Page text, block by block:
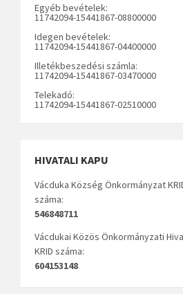
Egyéb bevételek:
11742094-15441867-08800000
Idegen bevételek:
11742094-15441867-04400000
Illetékbeszedési számla:
11742094-15441867-03470000
Telekadó:
11742094-15441867-02510000
HIVATALI KAPU
Vácduka Község Önkormányzat
száma:
546848711
Vácdukai Közös Önkormányzati
KRID száma:
604153148